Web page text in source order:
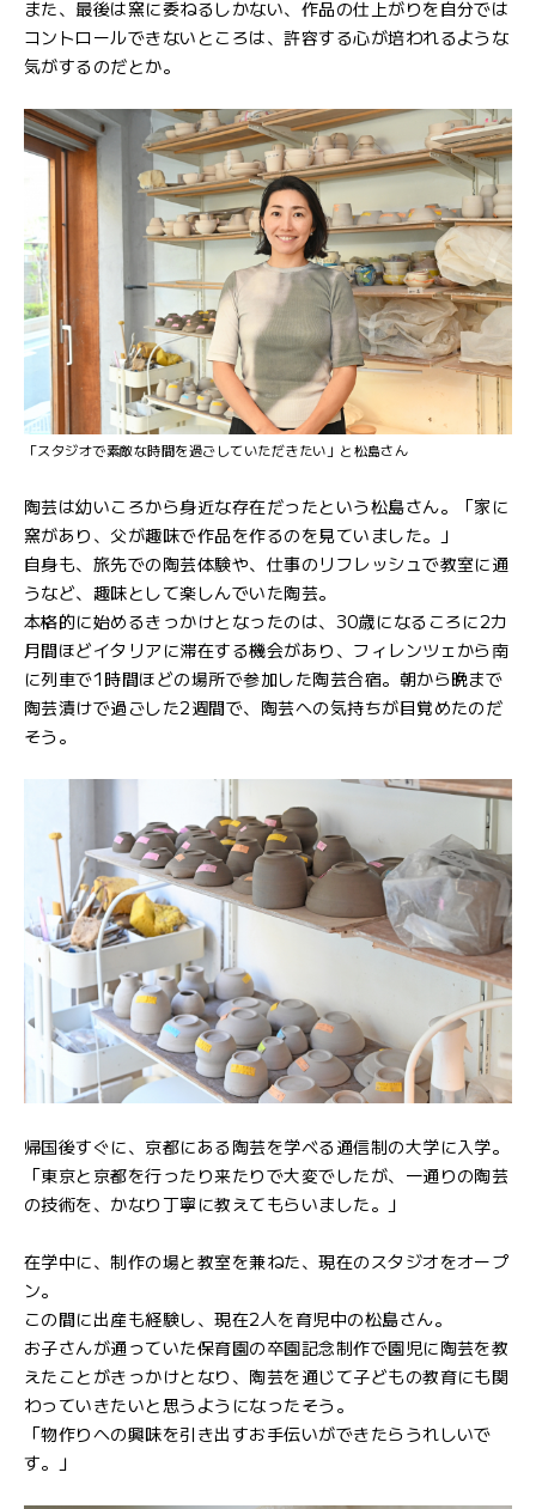
また、最後は窯に委ねるしかない、作品の仕上がりを自分では
コントロールできないところは、許容する心が培われるような
気がするのだとか。
「スタジオで素敵な時間を過ごしていただきたい」と松島さん
陶芸は幼いころから身近な存在だったという松島さん。「家に
窯があり、父が趣味で作品を作るのを見ていました。」
自身も、旅先での陶芸体験や、仕事のリフレッシュで教室に通
うなど、趣味として楽しんでいた陶芸。
本格的に始めるきっかけとなったのは、30歳になるころに2カ
月間ほどイタリアに滞在する機会があり、フィレンツェから南
に列車で1時間ほどの場所で参加した陶芸合宿。朝から晩まで
陶芸漬けで過ごした2週間で、陶芸への気持ちが目覚めたのだ
そう。
帰国後すぐに、京都にある陶芸を学べる通信制の大学に入学。
「東京と京都を行ったり来たりで大変でしたが、一通りの陶芸
の技術を、かなり丁寧に教えてもらいました。」
在学中に、制作の場と教室を兼ねた、現在のスタジオをオープ
ン。
この間に出産も経験し、現在2人を育児中の松島さん。
お子さんが通っていた保育園の卒園記念制作で園児に陶芸を教
えたことがきっかけとなり、陶芸を通じて子どもの教育にも関
わっていきたいと思うようになったそう。
「物作りへの興味を引き出すお手伝いができたらうれしいで
す。」